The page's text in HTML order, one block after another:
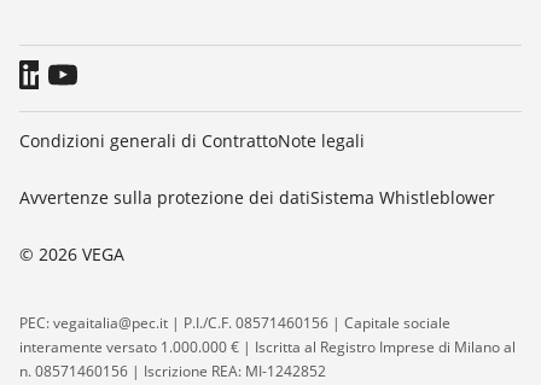
© 2026 VEGA
Condizioni generali di ContrattoNote legali
Avvertenze sulla protezione dei datiSistema Whistleblower
PEC: vegaitalia@pec.it | P.I./C.F. 08571460156 | Capitale sociale
interamente versato 1.000.000 € | Iscritta al Registro Imprese di Milano al
n. 08571460156 | Iscrizione REA: MI-1242852